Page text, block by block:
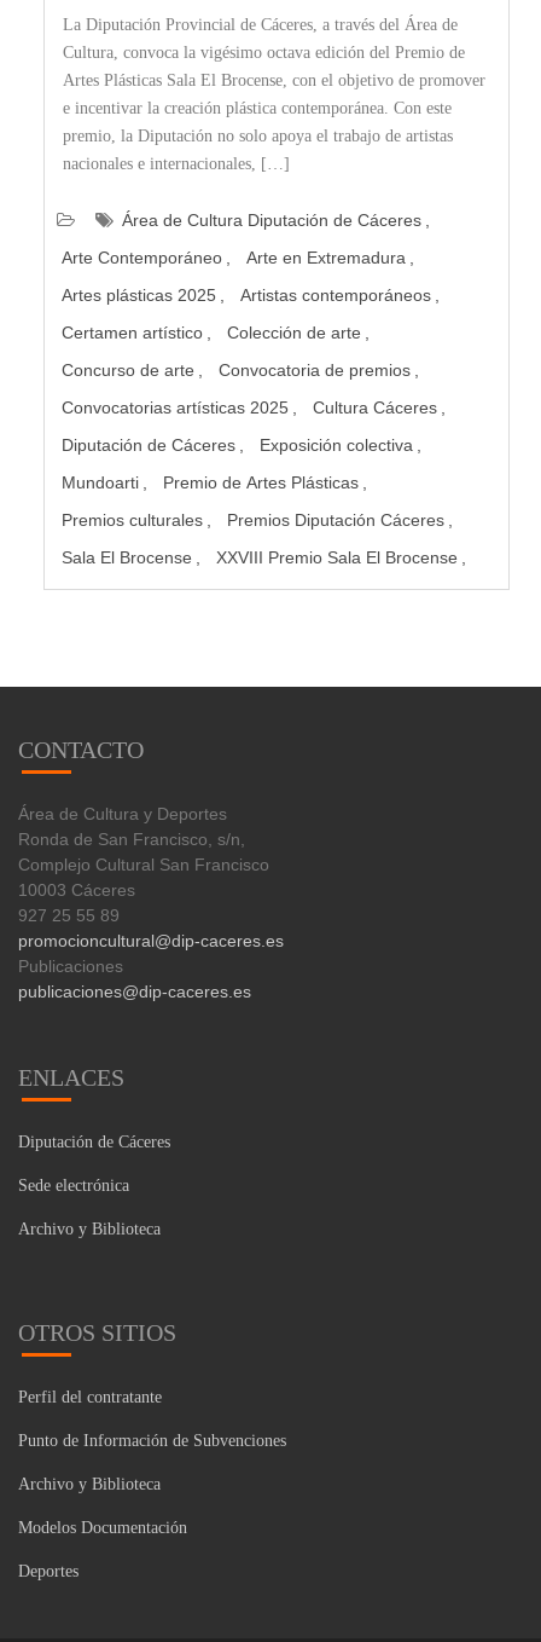
La Diputación Provincial de Cáceres, a través del Área de
Cultura, convoca la vigésimo octava edición del Premio de
Artes Plásticas Sala El Brocense, con el objetivo de promover
e incentivar la creación plástica contemporánea. Con este
premio, la Diputación no solo apoya el trabajo de artistas
nacionales e internacionales, […]
Área de Cultura Diputación de Cáceres
Arte Contemporáneo
Arte en Extremadura
Artes plásticas 2025
Artistas contemporáneos
Certamen artístico
Colección de arte
Concurso de arte
Convocatoria de premios
Convocatorias artísticas 2025
Cultura Cáceres
Diputación de Cáceres
Exposición colectiva
Mundoarti
Premio de Artes Plásticas
Premios culturales
Premios Diputación Cáceres
Sala El Brocense
XXVIII Premio Sala El Brocense
CONTACTO
Área de Cultura y Deportes
Ronda de San Francisco, s/n,
Complejo Cultural San Francisco
10003 Cáceres
927 25 55 89
promocioncultural@dip-caceres.es
Publicaciones
publicaciones@dip-caceres.es
ENLACES
Diputación de Cáceres
Sede electrónica
Archivo y Biblioteca
OTROS SITIOS
Perfil del contratante
Punto de Información de Subvenciones
Archivo y Biblioteca
Modelos Documentación
Deportes